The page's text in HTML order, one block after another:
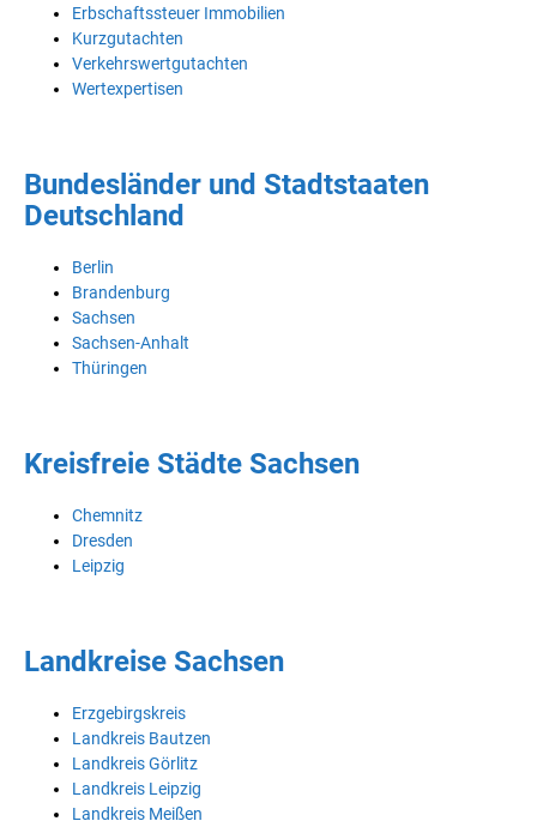
Erbschaftssteuer Immobilien
Kurzgutachten
Verkehrswertgutachten
Wertexpertisen
Bundesländer und Stadtstaaten
Deutschland
Berlin
Brandenburg
Sachsen
Sachsen-Anhalt
Thüringen
Kreisfreie Städte Sachsen
Chemnitz
Dresden
Leipzig
Landkreise Sachsen
Erzgebirgskreis
Landkreis Bautzen
Landkreis Görlitz
Landkreis Leipzig
Landkreis Meißen